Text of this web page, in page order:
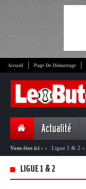
Accueil Page De Démarrage
Actualité
Vous êtes ici : » Ligue 1 & 2 »
LIGUE 1 & 2